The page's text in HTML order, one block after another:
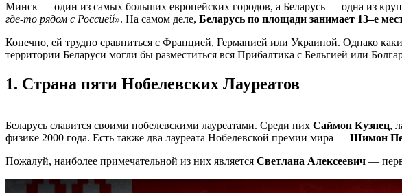
Минск — один из самых больших европейских городов, а Беларусь — одна из
где-то рядом с Россией». На самом деле, Беларусь по площади занимает 13–е
Конечно, ей трудно сравниться с Францией, Германией или Украиной. Однако
территории Беларуси могли бы разместиться вся Прибалтика с Бельгией или
1. Страна пяти Нобелевских Лауреатов
Беларусь славится своими нобелевскими лауреатами. Среди них Саймон Кузнец,
физике 2000 года. Есть также два лауреата Нобелевской премии мира — Шимон
Пожалуй, наиболее примечательной из них является Светлана Алексеевич —